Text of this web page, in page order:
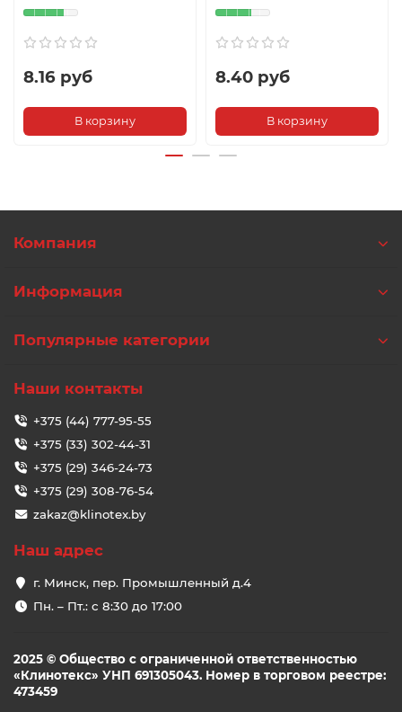
8.16 руб
В корзину
8.40 руб
В корзину
Компания
Информация
Популярные категории
Наши контакты
+375 (44) 777-95-55
+375 (33) 302-44-31
+375 (29) 346-24-73
+375 (29) 308-76-54
zakaz@klinotex.by
Наш адрес
г. Минск, пер. Промышленный д.4
Пн. – Пт.: с 8:30 до 17:00
2025 © Общество с ограниченной ответственностью
«Клинотекс» УНП 691305043. Номер в торговом реестре:
473459